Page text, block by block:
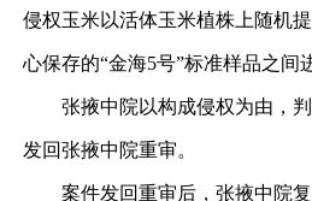
侵权玉米以活体玉米植株上随机
心保存的“金海5号”标准样品之间
张掖中院以构成侵权为由，判
发回张掖中院重审。
案件发回重审后，张掖中院复